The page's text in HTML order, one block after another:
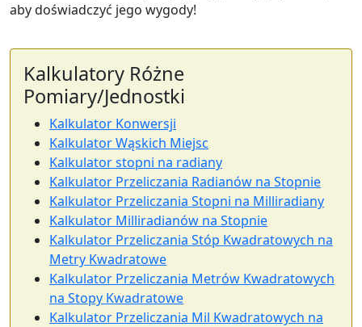
aby doświadczyć jego wygody!
Kalkulatory Różne
Pomiary/Jednostki
Kalkulator Konwersji
Kalkulator Wąskich Miejsc
Kalkulator stopni na radiany
Kalkulator Przeliczania Radianów na Stopnie
Kalkulator Przeliczania Stopni na Milliradiany
Kalkulator Milliradianów na Stopnie
Kalkulator Przeliczania Stóp Kwadratowych na
Metry Kwadratowe
Kalkulator Przeliczania Metrów Kwadratowych
na Stopy Kwadratowe
Kalkulator Przeliczania Mil Kwadratowych na